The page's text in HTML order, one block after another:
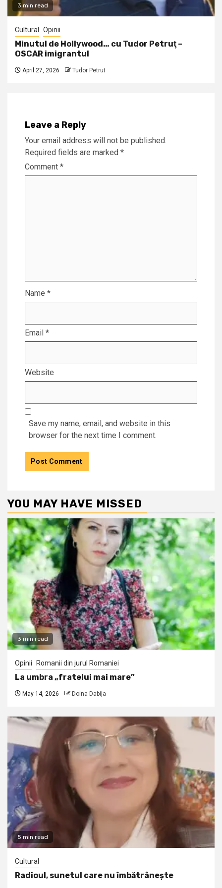
3 min read
Cultural Opinii
Minutul de Hollywood… cu Tudor Petruţ –
OSCAR imigrantul
April 27, 2026 Tudor Petrut
Leave a Reply
Your email address will not be published.
Required fields are marked *
Comment *
Name *
Email *
Website
Save my name, email, and website in this
browser for the next time I comment.
YOU MAY HAVE MISSED
3 min read
Opinii Romanii din jurul Romaniei
La umbra „fratelui mai mare”
May 14, 2026 Doina Dabija
5 min read
Cultural
Radioul, sunetul care nu îmbătrânește